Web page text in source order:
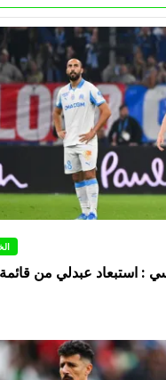
: استبعاد عبدلي من